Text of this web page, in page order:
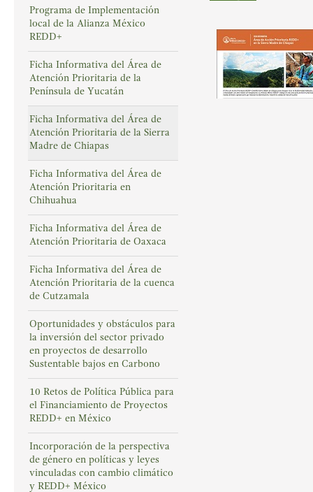
Programa de Implementación
local de la Alianza México
REDD+
Ficha Informativa del Área de
Atención Prioritaria de la
Península de Yucatán
Ficha Informativa del Área de
Atención Prioritaria de la Sierra
Madre de Chiapas
Ficha Informativa del Área de
Atención Prioritaria en
Chihuahua
Ficha Informativa del Área de
Atención Prioritaria de Oaxaca
Ficha Informativa del Área de
Atención Prioritaria de la cuenca
de Cutzamala
Oportunidades y obstáculos para
la inversión del sector privado
en proyectos de desarrollo
Sustentable bajos en Carbono
10 Retos de Política Pública para
el Financiamiento de Proyectos
REDD+ en México
Incorporación de la perspectiva
de género en políticas y leyes
vinculadas con cambio climático
y REDD+ México